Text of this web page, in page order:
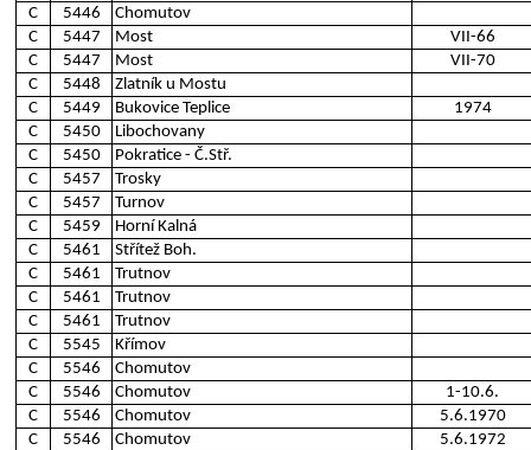
C
5446
Chomutov
C
5447 Most
VII-66
C
5447 Most
VII-70
C
5448
Zlatník u Mostu
C
5449 Bukovice Teplice
1974
C
5450
Libochovany
C
5450
Pokratice - Č.Stř.
C
5457
Trosky
C
5457
Turnov
C
5459
Horní Kalná
C
5461
Střítež Boh.
C
5461
Trutnov
C
5461
Trutnov
C
5461
Trutnov
C
5545
Křímov
C
5546
Chomutov
C
5546 Chomutov
1-10.6.
C
5546 Chomutov
5.6.1970
C
5546 Chomutov
5.6.1972